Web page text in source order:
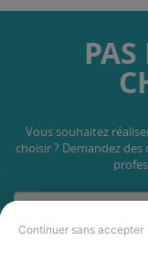
Continuer sans accepter
Vous souhaitez
choisir ? Demandez des